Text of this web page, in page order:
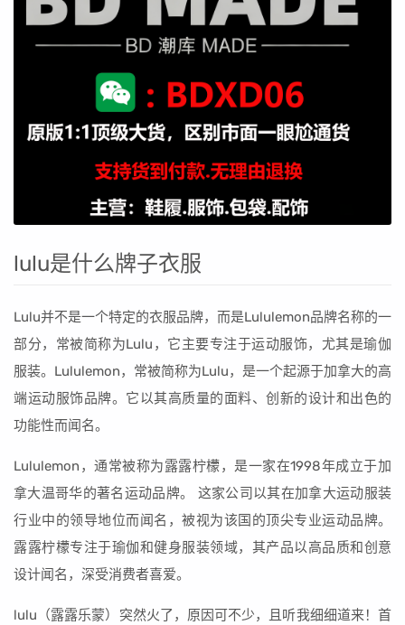
lulu是什么牌子衣服
Lulu并不是一个特定的衣服品牌，而是Lululemon品牌名称的一
部分，常被简称为Lulu，它主要专注于运动服饰，尤其是瑜伽
服装。Lululemon，常被简称为Lulu，是一个起源于加拿大的高
端运动服饰品牌。它以其高质量的面料、创新的设计和出色的
功能性而闻名。
Lululemon，通常被称为露露柠檬，是一家在1998年成立于加
拿大温哥华的著名运动品牌。 这家公司以其在加拿大运动服装
行业中的领导地位而闻名，被视为该国的顶尖专业运动品牌。
露露柠檬专注于瑜伽和健身服装领域，其产品以高品质和创意
设计闻名，深受消费者喜爱。
lulu（露露乐蒙）突然火了，原因可不少，且听我细细道来！首